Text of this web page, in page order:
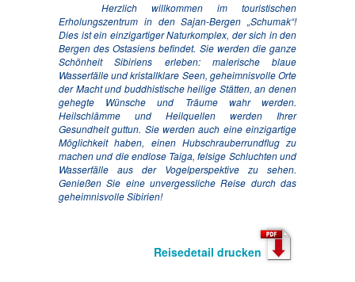
Herzlich willkommen im touristischen
Erholungszentrum in den Sajan-Bergen „Schumak“!
Dies ist ein einzigartiger Naturkomplex, der sich in den
Bergen des Ostasiens befindet. Sie werden die ganze
Schönheit Sibiriens erleben: malerische blaue
Wasserfälle und kristallklare Seen, geheimnisvolle Orte
der Macht und buddhistische heilige Stätten, an denen
gehegte Wünsche und Träume wahr werden.
Heilschlämme und Heilquellen werden Ihrer
Gesundheit guttun. Sie werden auch eine einzigartige
Möglichkeit haben, einen Hubschrauberrundflug zu
machen und die endlose Taiga, felsige Schluchten und
Wasserfälle aus der Vogelperspektive zu sehen.
Genießen Sie eine unvergessliche Reise durch das
geheimnisvolle Sibirien!
Reisedetail drucken